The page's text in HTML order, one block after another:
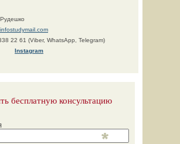
22 61 (Viber, WhatsApp, Telegram)
Instagram
бесплатную консультацию